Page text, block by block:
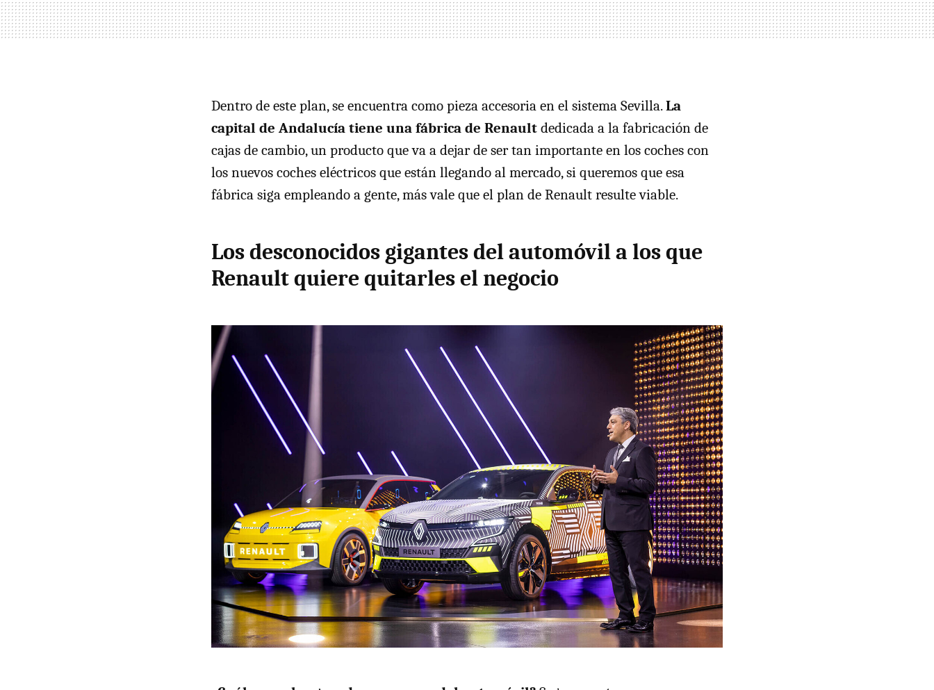
Dentro de este plan, se encuentra como pieza accesoria en el sistema Sevilla.La
capital de Andalucía tiene una fábrica de Renault dedicada a la fabricación de
cajas de cambio, un producto que va a dejar de ser tan importante en los coches con
los nuevos coches eléctricos que están llegando al mercado, si queremos que esa
fábrica siga empleando a gente, más vale que el plan de Renault resulte viable.
Los desconocidos gigantes del automóvil a los que
Renault quiere quitarles el negocio